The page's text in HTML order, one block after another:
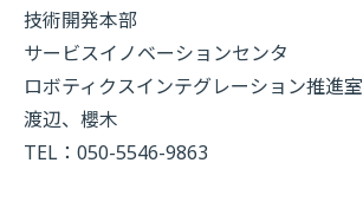
技術開発本部
サービスイノベーションセンタ
ロボティクスインテグレーション推進室
渡辺、櫻木
TEL：050-5546-9863